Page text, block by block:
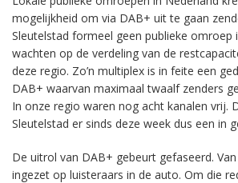
mogelijkheid om via DAB+ uit te gaan
Sleutelstad formeel geen publieke
wachten op de verdeling van de
deze regio. Zo’n multiplex is in feite een
DAB+ waarvan maximaal twaalf zenders
In onze regio waren nog acht kanalen vrij.
Sleutelstad er sinds deze week dus een in
De uitrol van DAB+ gebeurt gefaseerd.
ingezet op luisteraars in de auto. Om die